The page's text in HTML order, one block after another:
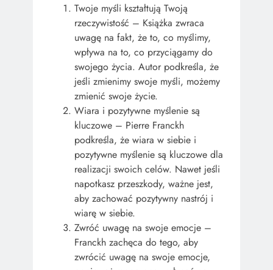
Twoje myśli kształtują Twoją
rzeczywistość – Książka zwraca
uwagę na fakt, że to, co myślimy,
wpływa na to, co przyciągamy do
swojego życia. Autor podkreśla, że ​​
jeśli zmienimy swoje myśli, możemy
zmienić swoje życie.
Wiara i pozytywne myślenie są
kluczowe – Pierre Franckh
podkreśla, że ​​wiara w siebie i
pozytywne myślenie są kluczowe dla
realizacji swoich celów. Nawet jeśli
napotkasz przeszkody, ważne jest,
aby zachować pozytywny nastrój i
wiarę w siebie.
Zwróć uwagę na swoje emocje –
Franckh zachęca do tego, aby
zwrócić uwagę na swoje emocje,